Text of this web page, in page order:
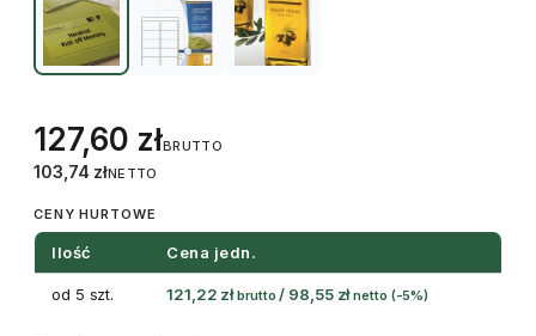
127,60 złBRUTTO
103,74 złNETTO
CENY HURTOWE
Ilość Cena jedn.
od 5 szt. 121,22 zł brutto / 98,55 zł netto (-5%)